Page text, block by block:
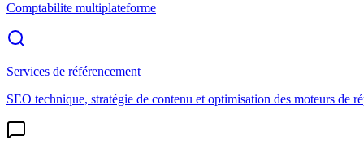
Comptabilite multiplateforme
Services de référencement
SEO technique, stratégie de contenu et optimisation des moteurs de